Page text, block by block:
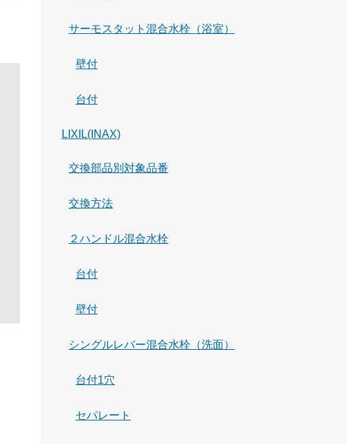
サーモスタット混合水栓（浴室）
壁付
台付
LIXIL(INAX)
交換部品別対象品番
交換方法
２ハンドル混合水栓
台付
壁付
シングルレバー混合水栓（洗面）
台付1穴
セパレート